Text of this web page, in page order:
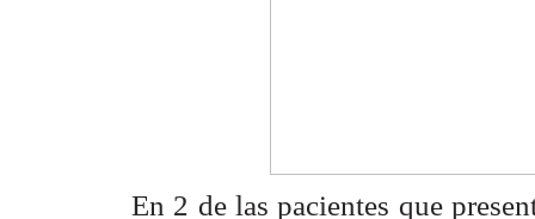
En 2 de las pacientes que